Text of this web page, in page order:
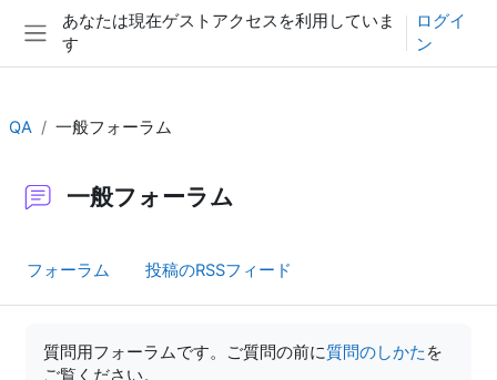
メインコンテンツへスキップする
サイドパネル
あなたは現在ゲストアクセスを利用していま
す
ログイ
ン
QA 一般フォーラム
一般フォーラム
フォーラム 投稿のRSSフィード
質問用フォーラムです。ご質問の前に質問のしかた を
ご覧ください。